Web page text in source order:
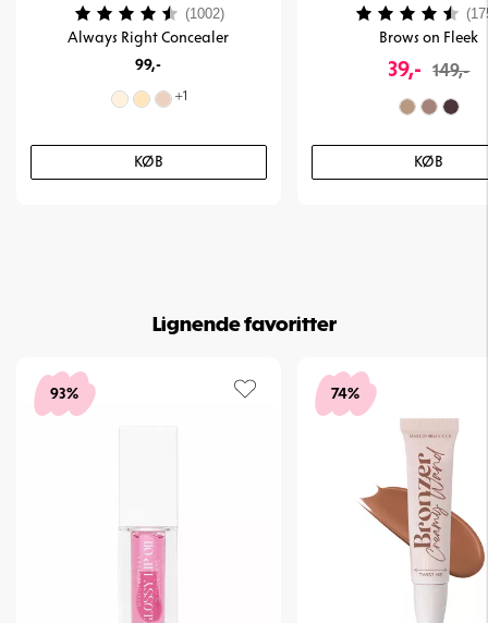
Always Right Concealer
99,-
+1
KØB
Vurdering: (1002) 4.1 ud af 5 stjerner
Brows on Fleek
39,- 149,-
KØB
Vurdering:
Lignende favoritter
93% 74%